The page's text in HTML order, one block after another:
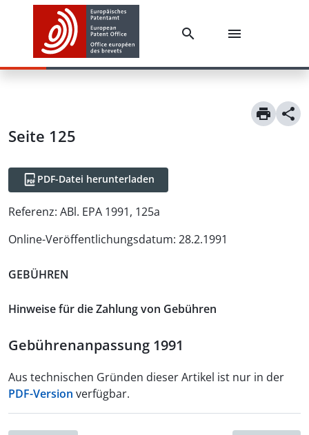
Seite 125
PDF-Datei herunterladen
Referenz: ABl. EPA 1991, 125a
Online-Veröffentlichungsdatum: 28.2.1991
GEBÜHREN
Hinweise für die Zahlung von Gebühren
Gebührenanpassung 1991
Aus technischen Gründen dieser Artikel ist nur in der
PDF-Version verfügbar.